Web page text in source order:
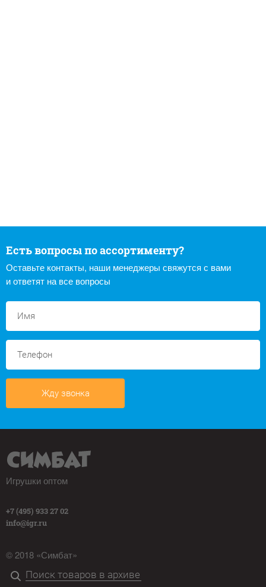
Есть вопросы по ассортименту?
Оставьте контакты, наши менеджеры свяжутся с вами
и ответят на все вопросы
Жду звонка
Игрушки оптом
+7 (495) 933 27 02
info@igr.ru
© 2018 «Симбат»